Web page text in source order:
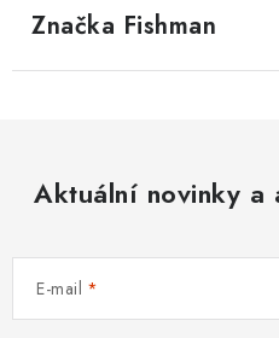
Značka Fishman
Aktuální novinky a
E-mail